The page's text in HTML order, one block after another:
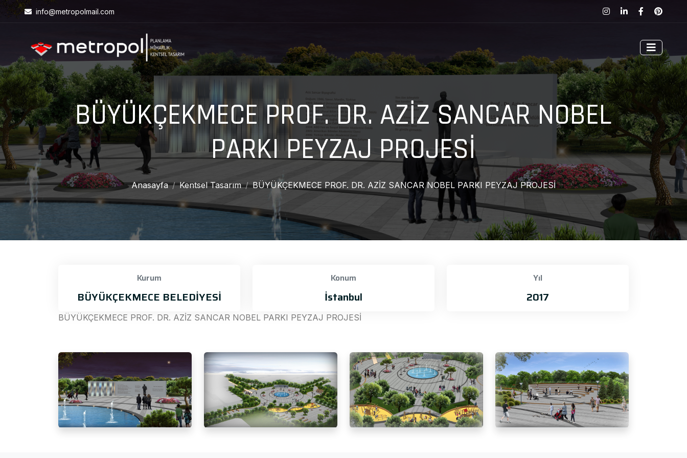
info@metropolmail.com
BÜYÜKÇEKMECE PROF. DR. AZİZ SANCAR NOBEL
PARKI PEYZAJ PROJESİ
Anasayfa Kentsel Tasarım BÜYÜKÇEKMECE PROF. DR. AZİZ SANCAR NOBEL PARKI PEYZAJ PROJESİ
Kurum
BÜYÜKÇEKMECE BELEDİYESİ
Konum
İstanbul
Yıl
2017
BÜYÜKÇEKMECE PROF. DR. AZİZ SANCAR NOBEL PARKI PEYZAJ PROJESİ